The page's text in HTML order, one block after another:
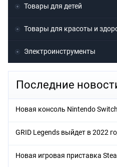
Товары для детей
Товары для красоты и
Электроинструменты
Последние
Новая консоль Nintendo
GRID Legends выйдет в 2022
Новая игровая приставка